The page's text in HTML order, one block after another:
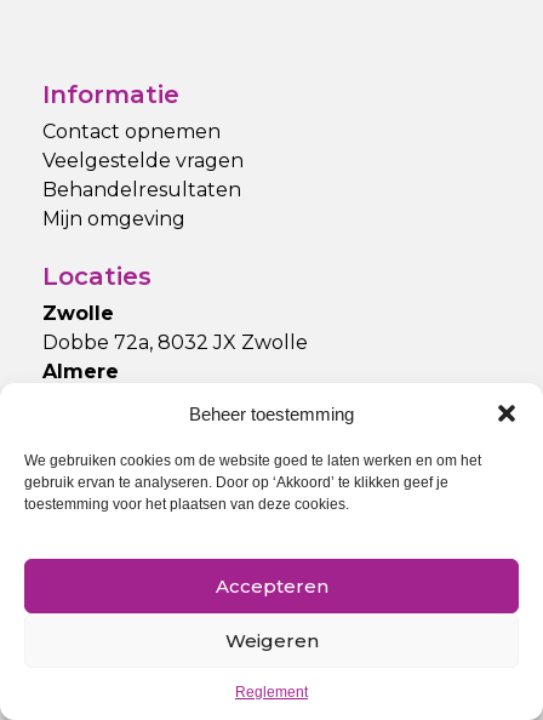
Beheer toestemming
We gebruiken cookies om de website goed te laten werken en om het
gebruik ervan te analyseren. Door op ‘Akkoord’ te klikken geef je
toestemming voor het plaatsen van deze cookies.
Accepteren
Weigeren
Reglement
Informatie
Contact opnemen
Veelgestelde vragen
Behandelresultaten
Mijn omgeving
Locaties
Zwolle
Dobbe 72a, 8032 JX Zwolle
Almere
Blijf op de hoogte
Overig
onze algemene voorwaarden.